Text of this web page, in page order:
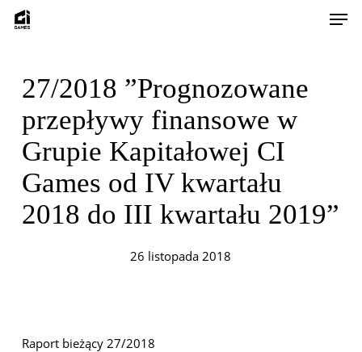
Skip
27/2018 ”Prognozowane
przepływy finansowe w
Grupie Kapitałowej CI
Games od IV kwartału
2018 do III kwartału 2019”
26 listopada 2018
Raport bieżący 27/2018